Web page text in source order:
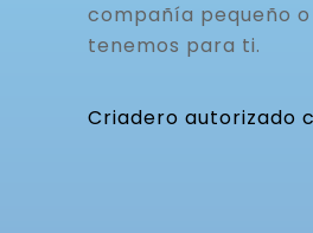
compañía pequeño
tenemos para ti.
Criadero autorizado